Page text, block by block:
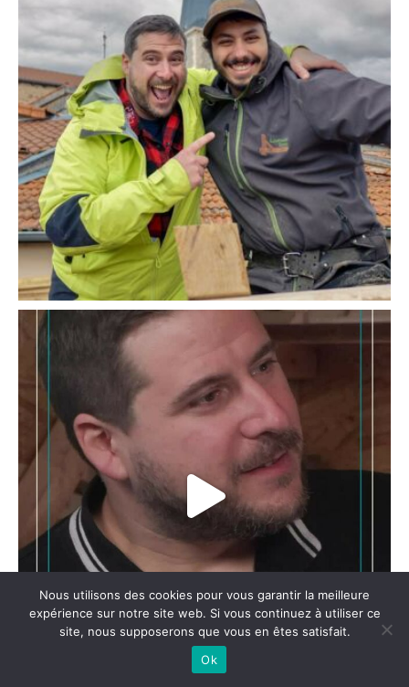
Nous utilisons des cookies pour vous garantir la meilleure
expérience sur notre site web. Si vous continuez à utiliser ce
site, nous supposerons que vous en êtes satisfait.
Ok